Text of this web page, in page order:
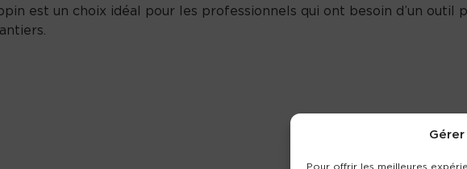
Pour offrir les meilleures
est un choix idéal pour les professionnels qui ont besoin d’un